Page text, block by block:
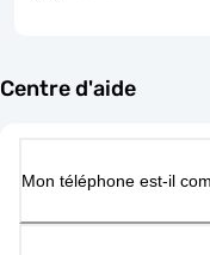
Centre d'aide
Mon téléphone est-il